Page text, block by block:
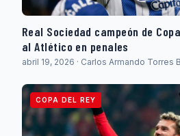
Real Sociedad campeón de
al Atlético en penales
abril 19, 2026 · Carlos Armando Torres
COPA DEL REY